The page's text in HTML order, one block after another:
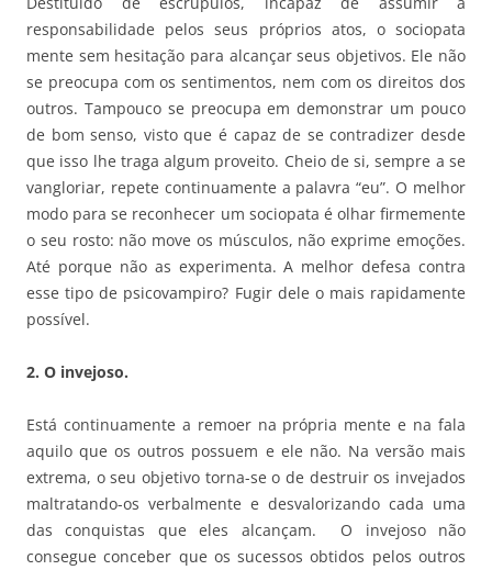
responsabilidade pelos seus próprios atos, o sociopata
mente sem hesitação para alcançar seus objetivos. Ele não
se preocupa com os sentimentos, nem com os direitos dos
outros. Tampouco se preocupa em demonstrar um pouco
de bom senso, visto que é capaz de se contradizer desde
que isso lhe traga algum proveito. Cheio de si, sempre a se
vangloriar, repete continuamente a palavra “eu”. O melhor
modo para se reconhecer um sociopata é olhar firmemente
o seu rosto: não move os músculos, não exprime emoções.
Até porque não as experimenta. A melhor defesa contra
esse tipo de psicovampiro? Fugir dele o mais rapidamente
possível.
2. O invejoso.
Está continuamente a remoer na própria mente e na fala
aquilo que os outros possuem e ele não. Na versão mais
extrema, o seu objetivo torna-se o de destruir os invejados
maltratando-os verbalmente e desvalorizando cada uma
das conquistas que eles alcançam. O invejoso não
consegue conceber que os sucessos obtidos pelos outros